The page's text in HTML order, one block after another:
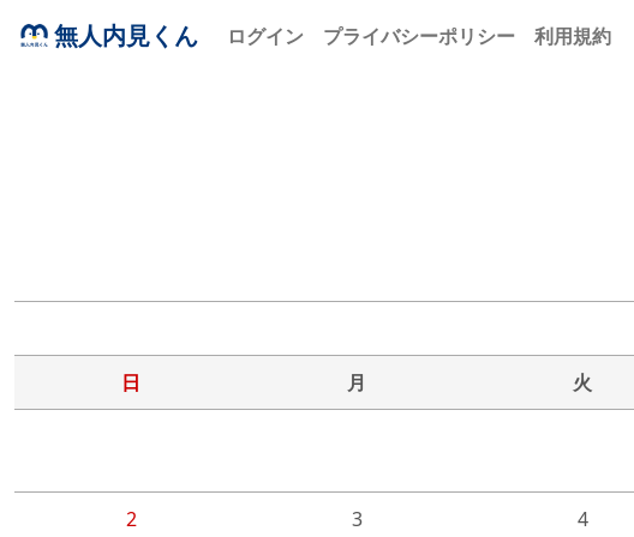
無人内見くん ログイン プライバシーポリシー 利用規約
日 月 火
2
3
4